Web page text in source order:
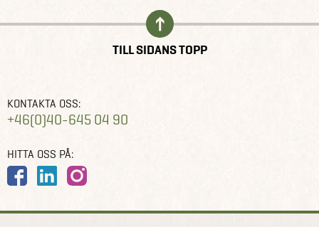
TILL SIDANS TOPP
KONTAKTA OSS:
+46(0)40-645 04 90
HITTA OSS PÅ: